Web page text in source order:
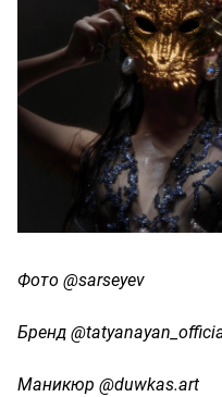
Фото @sarseyev
Бренд
Маникюр @duwkas.art